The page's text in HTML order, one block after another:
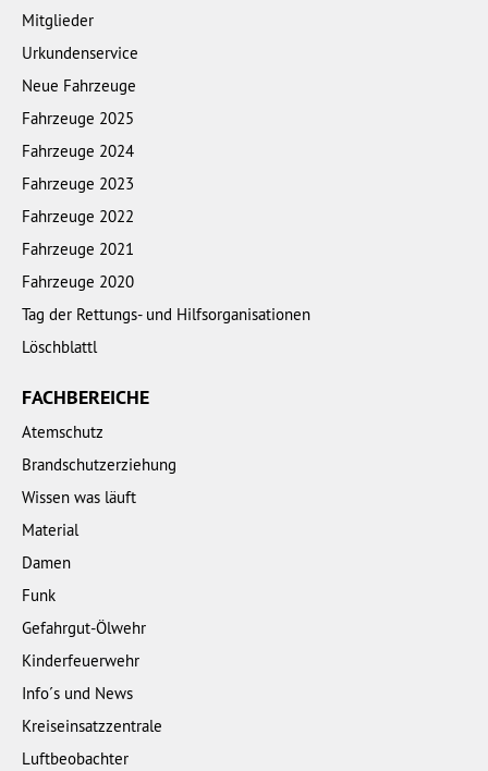
Mitglieder
Urkundenservice
Neue Fahrzeuge
Fahrzeuge 2025
Fahrzeuge 2024
Fahrzeuge 2023
Fahrzeuge 2022
Fahrzeuge 2021
Fahrzeuge 2020
Tag der Rettungs- und Hilfsorganisationen
Löschblattl
FACHBEREICHE
Atemschutz
Brandschutzerziehung
Wissen was läuft
Material
Damen
Funk
Gefahrgut-Ölwehr
Kinderfeuerwehr
Info´s und News
Kreiseinsatzzentrale
Luftbeobachter